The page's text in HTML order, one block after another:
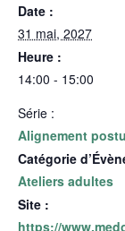
Date :
31 mai, 2027
Heure :
14:00 - 15:00
Série :
Alignement
Catégorie
Ateliers adultes
Site :
https://